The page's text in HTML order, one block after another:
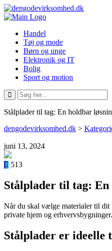
Handel
Tøj og mode
Børn og unge
Elektronik og IT
Bolig
Sport og motion
Stålplader til tag: En holdbar
dengodevirksomhed.dk >
juni 13, 2024
513
Stålplader til tag:
Når du skal vælge materialer til dit
private hjem og
Stålplader er ideelle